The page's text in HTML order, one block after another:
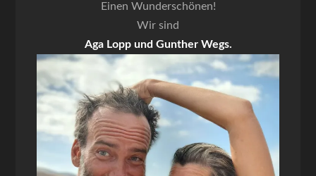
Einen Wunderschönen!
Wir sind
Aga Lopp und Gunther Wegs.